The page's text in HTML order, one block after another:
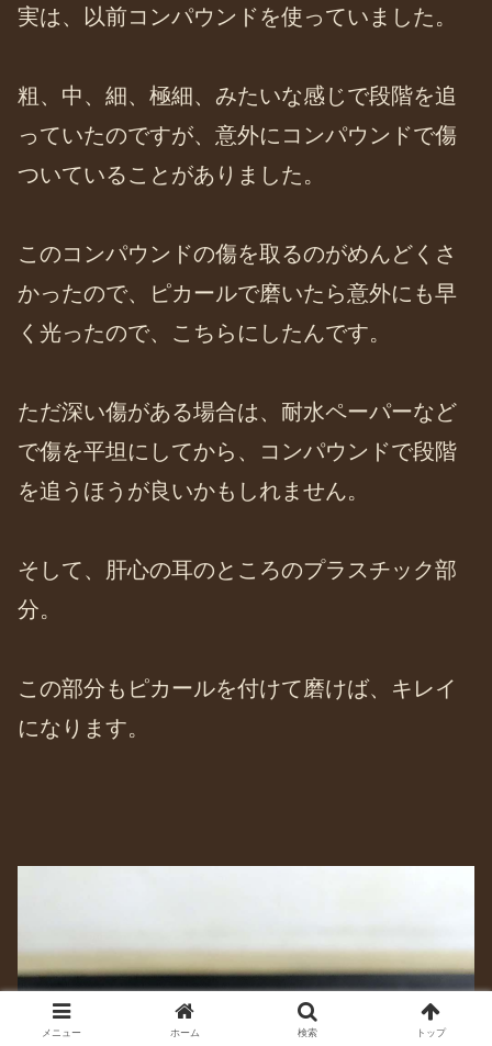
実は、以前コンパウンドを使っていました。
粗、中、細、極細、みたいな感じで段階を追
っていたのですが、意外にコンパウンドで傷
ついていることがありました。
このコンパウンドの傷を取るのがめんどくさ
かったので、ピカールで磨いたら意外にも早
く光ったので、こちらにしたんです。
ただ深い傷がある場合は、耐水ペーパーなど
で傷を平坦にしてから、コンパウンドで段階
を追うほうが良いかもしれません。
そして、肝心の耳のところのプラスチック部
分。
この部分もピカールを付けて磨けば、キレイ
になります。
メニュー ホーム 検索 トップ